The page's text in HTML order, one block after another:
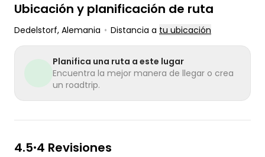
Ubicación y planificación de ruta
Dedelstorf, Alemania • Distancia a tu ubicación
Planifica una ruta a este lugar
Encuentra la mejor manera de llegar o crea
un roadtrip.
4.5•4 Revisiones